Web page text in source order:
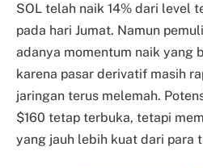
SOL telah naik 14% dari level
pada hari Jumat. Namun
adanya momentum naik yang
karena pasar derivatif masih
jaringan terus melemah.
$160 tetap terbuka, tetapi
yang jauh lebih kuat dari para